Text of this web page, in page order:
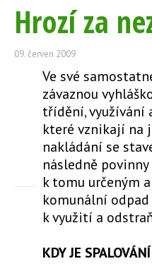
Hrozí za
09. červen 2009
Ve své
závaznou
třídění, využívání
které vznikají na
nakládání se
následně
k tomu určeným
komunální
k využití a
KDY JE